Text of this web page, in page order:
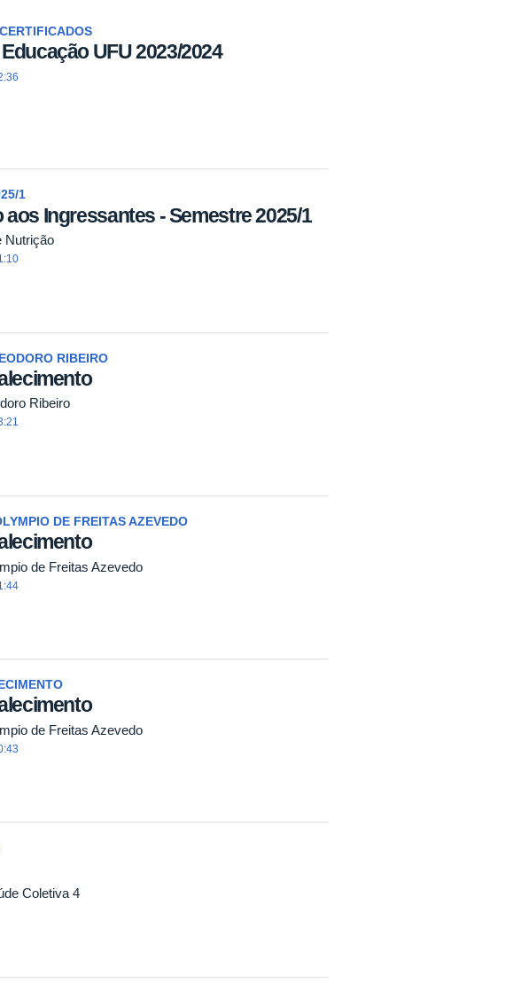
UFU 2023/2024
1
aos Ingressantes - Semestre 2025/1
Nutrição
RIBEIRO
Ribeiro
DE FREITAS AZEVEDO
de Freitas Azevedo
de Freitas Azevedo
Coletiva 4